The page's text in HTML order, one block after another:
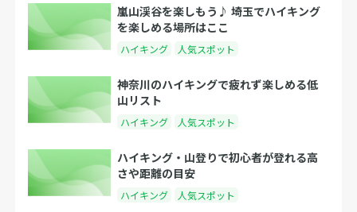
嵐山渓谷を楽しもう♪ 埼玉でハイキング
を楽しめる場所はここ
ハイキング 人気スポット
神奈川のハイキングで疲れず楽しめる低
山リスト
ハイキング 人気スポット
ハイキング・山登りで初心者が登れる高
さや距離の目安
ハイキング 人気スポット